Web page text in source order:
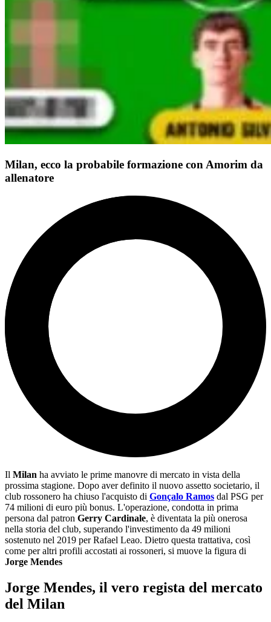
Milan, ecco la probabile formazione con Amorim da
allenatore
Il Milan ha avviato le prime manovre di mercato in vista della
prossima stagione. Dopo aver definito il nuovo assetto societario, il
club rossonero ha chiuso l'acquisto di Gonçalo Ramos dal PSG per
74 milioni di euro più bonus. L'operazione, condotta in prima
persona dal patron Gerry Cardinale, è diventata la più onerosa
nella storia del club, superando l'investimento da 49 milioni
sostenuto nel 2019 per Rafael Leao. Dietro questa trattativa, così
come per altri profili accostati ai rossoneri, si muove la figura di
Jorge Mendes
Jorge Mendes, il vero regista del mercato
del Milan